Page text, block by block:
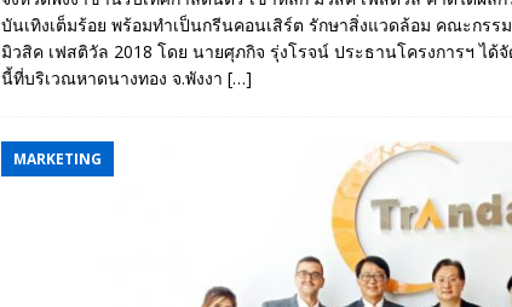
บันเทิงเต็มร้อย พร้อมทำเป็นกรีนคอนเสิร์ต รักษาสิ่งแวดล้อม คณะกรร
มิวสิค เฟสติวัล 2018 โดย นายศุภกิจ รุ่งโรจน์ ประธานโครงการฯ ไ
นี้ที่บริเวณหาดนางทอง จ.พังงา […]
MARKETING